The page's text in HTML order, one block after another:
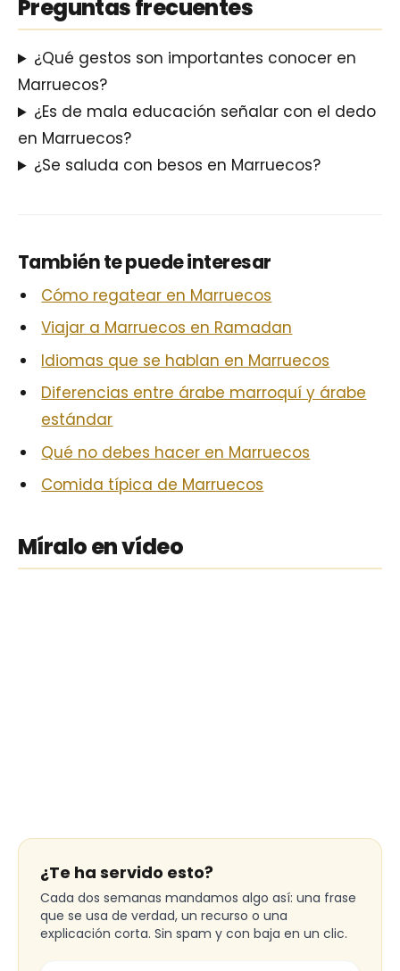
Preguntas frecuentes
¿Qué gestos son importantes conocer en
Marruecos?
¿Es de mala educación señalar con el dedo
en Marruecos?
¿Se saluda con besos en Marruecos?
También te puede interesar
Cómo regatear en Marruecos
Viajar a Marruecos en Ramadan
Idiomas que se hablan en Marruecos
Diferencias entre árabe marroquí y árabe
estándar
Qué no debes hacer en Marruecos
Comida típica de Marruecos
Míralo en vídeo
¿Te ha servido esto?
Cada dos semanas mandamos algo así: una frase
que se usa de verdad, un recurso o una
explicación corta. Sin spam y con baja en un clic.